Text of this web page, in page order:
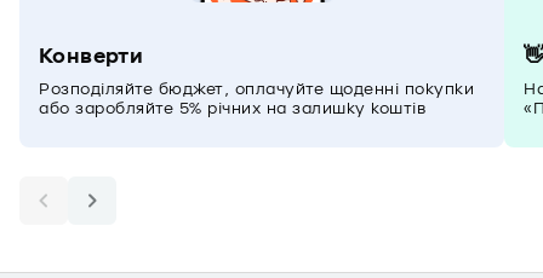
Конверти
Розподіляйте бюджет, оплачуйте щоденні покупки
або заробляйте 5% річних на залишку коштів